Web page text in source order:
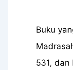
Buku
531, dan